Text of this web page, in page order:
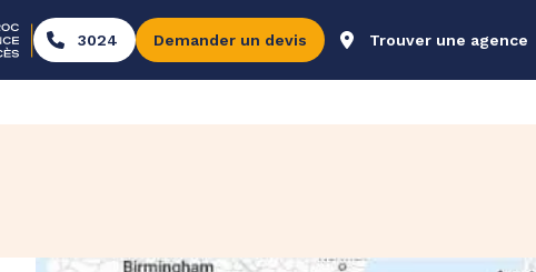
3024 Demander un devis Trouver une agence